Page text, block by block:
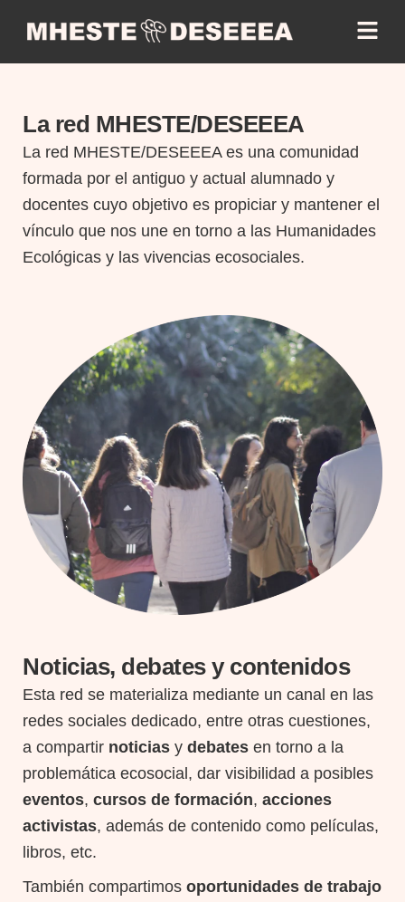
La red MHESTE/DESEEEA
La red MHESTE/DESEEEA es una comunidad
formada por el antiguo y actual alumnado y
docentes cuyo objetivo es propiciar y mantener el
vínculo que nos une en torno a las Humanidades
Ecológicas y las vivencias ecosociales.
Noticias, debates y contenidos
Esta red se materializa mediante un canal en las
redes sociales dedicado, entre otras cuestiones,
a compartir noticias y debates en torno a la
problemática ecosocial, dar visibilidad a posibles
eventos, cursos de formación, acciones
activistas, además de contenido como películas,
libros, etc.
También compartimos oportunidades de trabajo